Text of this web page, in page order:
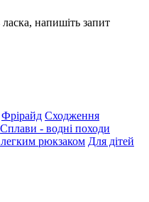
напишіть запит
Фрірайд Сходження
Сплави - водні походи
рюкзаком Для дітей